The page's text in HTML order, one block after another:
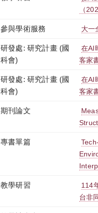
（
參與學術服務 大一
研發處: 研究計畫 (國
科會)
在AI
客家
研發處: 研究計畫 (國
科會)
在AI
客家
期刊論文
專書單篇
教學研習
114
台非